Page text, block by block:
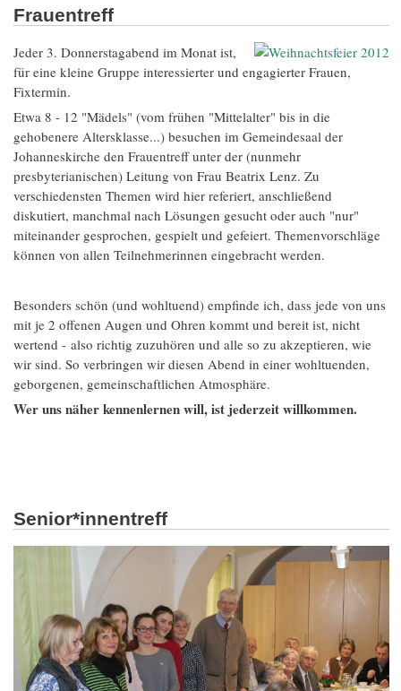
Frauentreff
Jeder 3. Donnerstagabend im Monat ist,
für eine kleine Gruppe interessierter und engagierter Frauen,
Fixtermin.
Etwa 8 - 12 "Mädels" (vom frühen "Mittelalter" bis in die
gehobenere Altersklasse...) besuchen im Gemeindesaal der
Johanneskirche den Frauentreff unter der (nunmehr
presbyterianischen) Leitung von Frau Beatrix Lenz. Zu
verschiedensten Themen wird hier referiert, anschließend
diskutiert, manchmal nach Lösungen gesucht oder auch "nur"
miteinander gesprochen, gespielt und gefeiert. Themenvorschläge
können von allen Teilnehmerinnen eingebracht werden.
Besonders schön (und wohltuend) empfinde ich, dass jede von uns
mit je 2 offenen Augen und Ohren kommt und bereit ist, nicht
wertend - also richtig zuzuhören und alle so zu akzeptieren, wie
wir sind. So verbringen wir diesen Abend in einer wohltuenden,
geborgenen, gemeinschaftlichen Atmosphäre.
Wer uns näher kennenlernen will, ist jederzeit willkommen.
Senior*innentreff